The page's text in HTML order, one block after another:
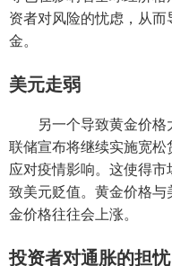
资者对风险的忧虑，从
金。
美元走弱
另一个导致黄金价
联储宣布将继续实施宽
应对疫情影响。这使得
致美元贬值。黄金价格
金价格往往会上涨。
投资者对通胀的担忧